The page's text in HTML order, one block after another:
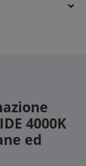
4000K
ed